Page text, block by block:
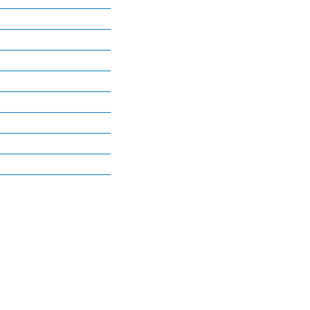
eerste beginnend
bevoegde
coniotomie wordt de
specialisten
deze handeling
van de
van een zelfstandig
beademingsbuis via
ook voor het
technologen
zelfstandige
injecties in aders, in
specialisten
mogen puncties
bloed afnemen met
een diagnose te
tegen kanker
zij binnen hun
zelfstandige
regelmatige
mogen deze
specialisten
kloppen.
mogen
zelfstandig
toeval. Deze
uit het
als dit niet op